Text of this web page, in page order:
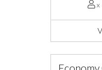
x